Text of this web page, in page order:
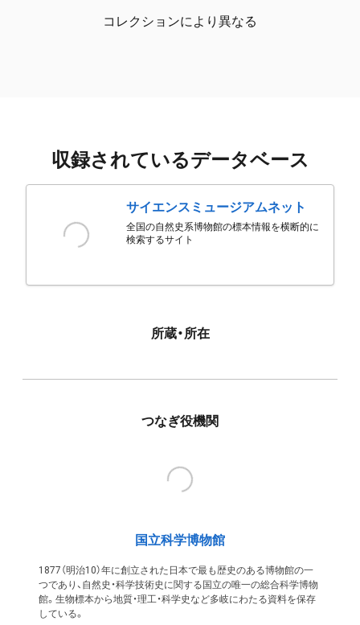
コレクションにより異なる
収録されているデータベース
サイエンスミュージアムネット
全国の自然史系博物館の標本情報を横断的に
検索するサイト
所蔵・所在
つなぎ役機関
国立科学博物館
1877（明治10）年に創立された日本で最も歴史のある博物館の一
つであり、自然史・科学技術史に関する国立の唯一の総合科学博物
館。生物標本から地質・理工・科学史など多岐にわたる資料を保存
している。